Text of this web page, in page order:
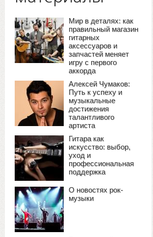
Мир в деталях: как
правильный магазин
гитарных
аксессуаров и
запчастей меняет
игру с первого
аккорда
Алексей Чумаков:
Путь к успеху и
музыкальные
достижения
талантливого
артиста
Гитара как
искусство: выбор,
уход и
профессиональная
поддержка
О новостях рок-
музыки